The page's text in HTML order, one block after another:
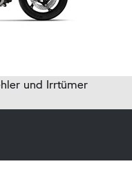
und Irrtümer